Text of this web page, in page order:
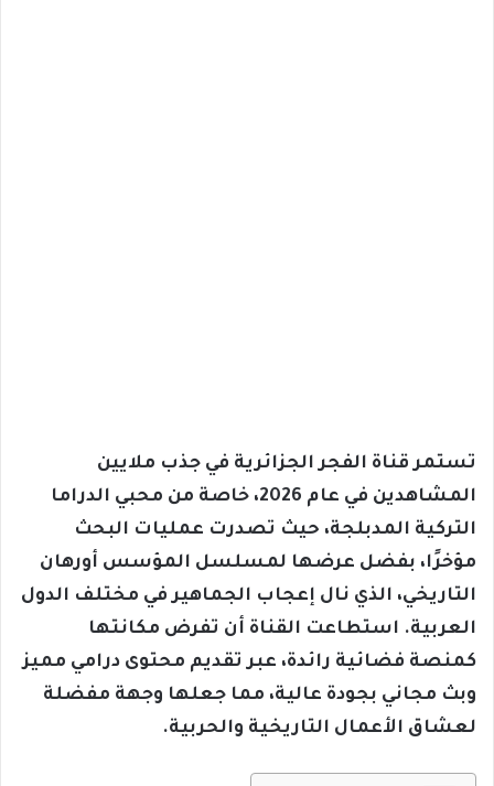
تستمر قناة الفجر الجزائرية في جذب ملايين
المشاهدين في عام 2026، خاصة من محبي الدراما
التركية المدبلجة، حيث تصدرت عمليات البحث
مؤخرًا، بفضل عرضها لمسلسل المؤسس أورهان
التاريخي، الذي نال إعجاب الجماهير في مختلف الدول
العربية. استطاعت القناة أن تفرض مكانتها
كمنصة فضائية رائدة، عبر تقديم محتوى درامي مميز
وبث مجاني بجودة عالية، مما جعلها وجهة مفضلة
لعشاق الأعمال التاريخية والحربية.